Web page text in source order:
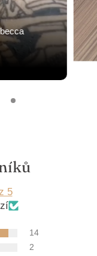
5
14
2